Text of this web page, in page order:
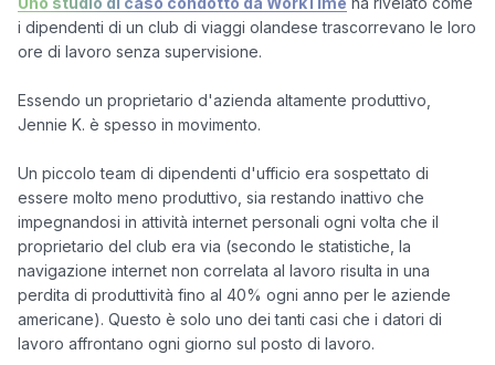
i dipendenti di un club di viaggi olandese trascorrevano le loro
ore di lavoro senza supervisione.
Essendo un proprietario d'azienda altamente produttivo,
Jennie K. è spesso in movimento.
Un piccolo team di dipendenti d'ufficio era sospettato di
essere molto meno produttivo, sia restando inattivo che
impegnandosi in attività internet personali ogni volta che il
proprietario del club era via (secondo le statistiche, la
navigazione internet non correlata al lavoro risulta in una
perdita di produttività fino al 40% ogni anno per le aziende
americane). Questo è solo uno dei tanti casi che i datori di